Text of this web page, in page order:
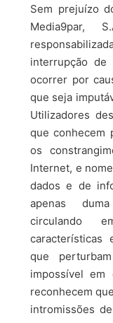
Sem prejuízo
Media9par,
interrupção
ocorrer por
que seja
Utilizadores
que conhecem
os
Internet, e
dados e de
apenas
circulando
características
que
impossível em
reconhecem
intromissões